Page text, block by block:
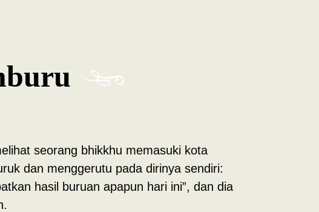
seorang bhikkhu memasuki kota
dan menggerutu pada dirinya sendiri:
hasil buruan apapun hari ini”, dan dia